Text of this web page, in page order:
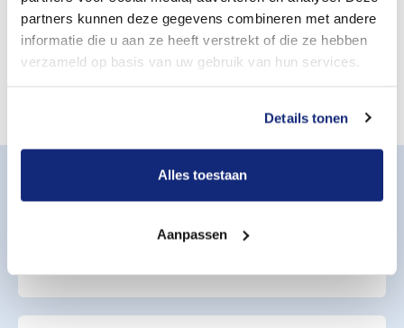
partners kunnen deze gegevens combineren met andere
informatie die u aan ze heeft verstrekt of die ze hebben
verzameld op basis van uw gebruik van hun services.
Details tonen
Alles toestaan
Aanpassen
uitvaart in besloten kring?
Er bestaat geen vaste grens, maar meestal gaat het om